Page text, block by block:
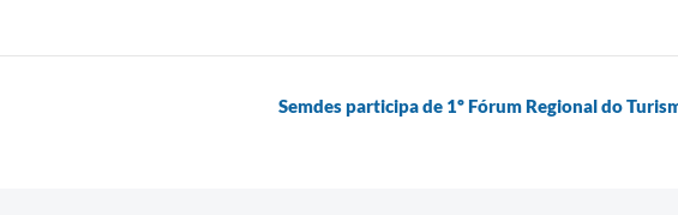
Semdes participa de 1º Fórum Regional do